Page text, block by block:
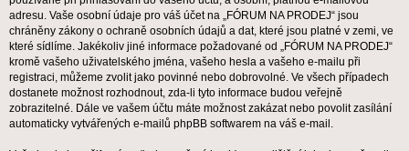
adresu. Vaše osobní údaje pro váš účet na „FÓRUM NA PRODEJ“ jsou
chráněny zákony o ochraně osobních údajů a dat, které jsou platné v zemi, ve
které sídlíme. Jakékoliv jiné informace požadované od „FÓRUM NA PRODEJ“
kromě vašeho uživatelského jména, vašeho hesla a vašeho e-mailu při
registraci, můžeme zvolit jako povinné nebo dobrovolné. Ve všech případech
dostanete možnost rozhodnout, zda-li tyto informace budou veřejně
zobrazitelné. Dále ve vašem účtu máte možnost zakázat nebo povolit zasílání
automaticky vytvářených e-mailů phpBB softwarem na váš e-mail.